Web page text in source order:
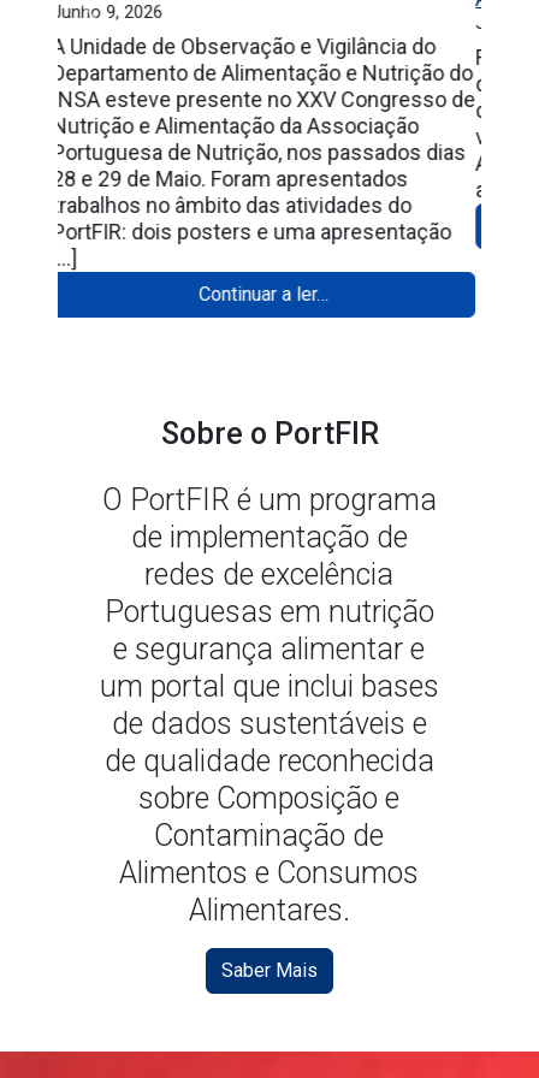
Junho 1, 2026
Foi lançado há 20 anos o livro da nova Tabela
da Composição de Alimentos! Foi no dia 29
de Maio de 2006 que foi lançada a nova
versão em livro da Tabela da Composição de
Alimentos. Foi também nessa data que foi
apresentado embrião do que viria a ser o […]
Continuar a ler…from 20 anos da nova
O PortFIR é um programa
redes de excelência
Portuguesas em nutrição
e segurança alimentar e
um portal que inclui bases
de dados sustentáveis e
de qualidade reconhecida
sobre Composição e
Contaminação de
Alimentos e Consumos
Alimentares.
Saber Mais